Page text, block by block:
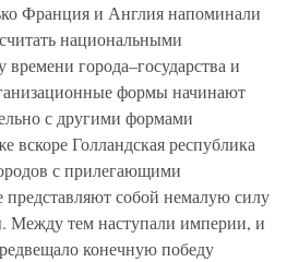
Франция и Англия напоминали
национальными
города–государства и
формы начинают
с другими формами
вскоре Голландская республика
с прилегающими
представляют собой немалую силу
Между тем наступали империи, и
конечную победу